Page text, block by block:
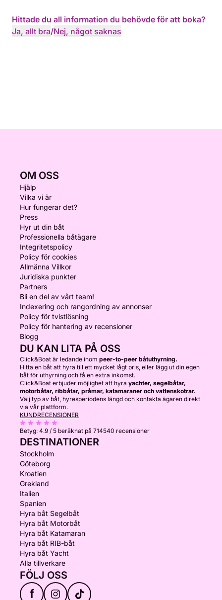
Hittade du all information du behövde för att boka?
Ja, allt bra/Nej, något saknas
OM OSS
Hjälp
Vilka vi är
Hur fungerar det?
Press
Hyr ut din båt
Professionella båtägare
Integritetspolicy
Policy för cookies
Allmänna Villkor
Juridiska punkter
Partners
Bli en del av vårt team!
Indexering och rangordning av annonser
Policy för tvistlösning
Policy för hantering av recensioner
Blogg
DU KAN LITA PÅ OSS
Click&Boat är ledande inom peer-to-peer båtuthyrning.
Hitta en båt att hyra till ett mycket lågt pris, eller lägg ut din egen
båt för uthyrning och få en extra inkomst.
Click&Boat erbjuder möjlighet att hyra yachter, segelbåtar,
motorbåtar, ribbåtar, pråmar, katamaraner och vattenskotrar.
Välj typ av båt, hyresperiodens längd och kontakta ägaren direkt
via vår plattform.
KUNDRECENSIONER
Betyg: 4.9 / 5 beräknat på 714540 recensioner
DESTINATIONER
Stockholm
Göteborg
Kroatien
Grekland
Italien
Spanien
Hyra båt Segelbåt
Hyra båt Motorbåt
Hyra båt Katamaran
Hyra båt RIB-båt
Hyra båt Yacht
Alla tillverkare
FÖLJ OSS
f